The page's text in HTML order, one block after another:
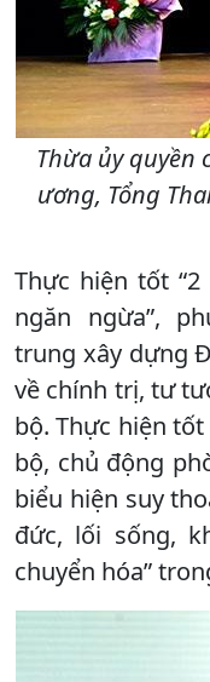
Thừa ủy quyền
ương, Tổng
Thực hiện tốt
ngăn ngừa”,
trung xây dựng
về chính trị, tư
bộ. Thực hiện
bộ, chủ động
biểu hiện suy
đức, lối sống,
chuyển hóa”